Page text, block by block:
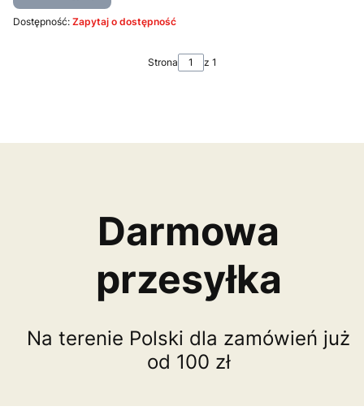
Dostępność: Zapytaj o dostępność
Strona z 1
Darmowa
przesyłka
Na terenie Polski dla zamówień już
od 100 zł